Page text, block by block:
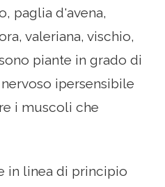
paglia d'avena,
valeriana, vischio,
piante in grado di
ipersensibile
i muscoli che
in linea di principio